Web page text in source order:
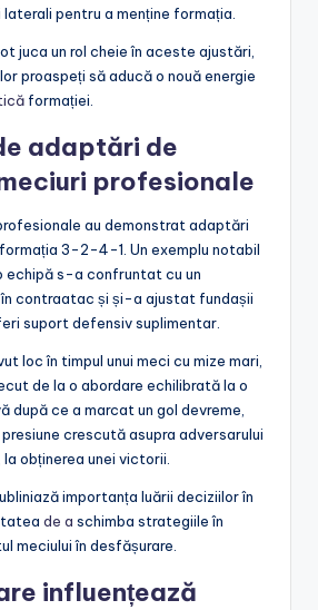
pentru a menține formația.
juca un rol cheie în aceste ajustări,
proaspeți să aducă o nouă energie
formației.
adaptări de
profesionale
au demonstrat adaptări
3-2-4-1. Un exemplu notabil
echipă s-a confruntat cu un
contraatac și și-a ajustat fundașii
suport defensiv suplimentar.
loc în timpul unui meci cu mize mari,
de la o abordare echilibrată la o
după ce a marcat un gol devreme,
crescută asupra adversarului
la obținerea unei victorii.
importanța luării deciziilor în
de a schimba strategiile în
meciului în desfășurare.
influențează